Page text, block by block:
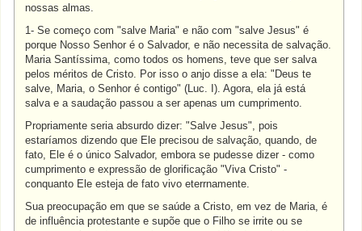
nossas almas.
1- Se começo com "salve Maria" e não com "salve Jesus" é
porque Nosso Senhor é o Salvador, e não necessita de salvação.
Maria Santíssima, como todos os homens, teve que ser salva
pelos méritos de Cristo. Por isso o anjo disse a ela: "Deus te
salve, Maria, o Senhor é contigo" (Luc. I). Agora, ela já está
salva e a saudação passou a ser apenas um cumprimento.
Propriamente seria absurdo dizer: "Salve Jesus", pois
estaríamos dizendo que Ele precisou de salvação, quando, de
fato, Ele é o único Salvador, embora se pudesse dizer - como
cumprimento e expressão de glorificação "Viva Cristo" -
conquanto Ele esteja de fato vivo eterrnamente.
Sua preocupação em que se saúde a Cristo, em vez de Maria, é
de influência protestante e supõe que o Filho se irrite ou se